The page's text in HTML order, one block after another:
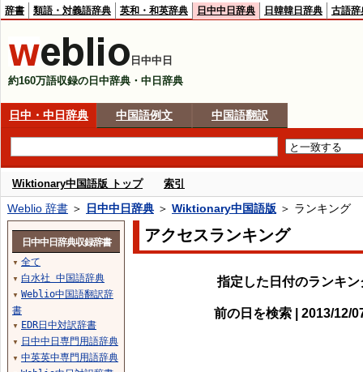
辞書 類語・対義語辞典 英和・和英辞典 日中中日辞典 日韓韓日辞典 古語辞
日中中日
約160万語収録の日中辞典・中日辞典
日中・中日辞典 中国語例文 中国語翻訳
Wiktionary中国語版 トップ 索引
Weblio 辞書 ＞ 日中中日辞典 ＞ Wiktionary中国語版 ＞ ランキング
アクセスランキング
指定した日付のランキ
前の日を検索 | 2013/12/
日中中日辞典収録辞書
▼ 全て
▼ 白水社 中国語辞典
▼ Weblio中国語翻訳辞
書
▼ EDR日中対訳辞書
▼ 日中中日専門用語辞典
▼ 中英英中専門用語辞典